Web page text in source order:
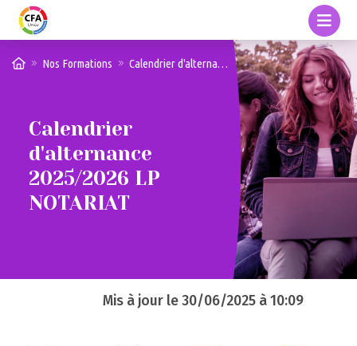
Nos Formations Calendrier d'alternance 2025/2026 LP NOTARIAT
Calendrier
d'alternance
2025/2026 LP
NOTARIAT
Mis à jour le30/06/2025 à 10:09